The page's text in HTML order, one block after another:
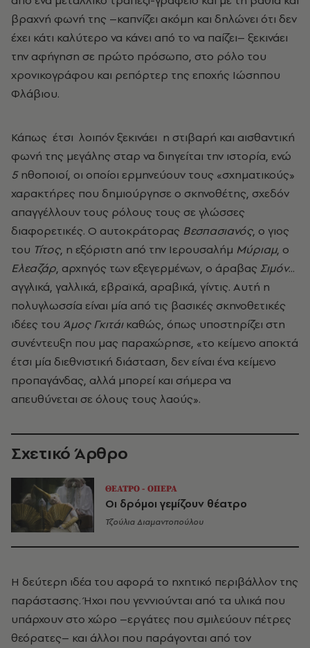
βραχνή φωνή της –καπνίζει ακόμη και δηλώνει ότι δεν
έχει κάτι καλύτερο να κάνει από το να παίζει– ξεκινάει
την αφήγηση σε πρώτο πρόσωπο, στο ρόλο του
χρονικογράφου και ρεπόρτερ της εποχής Ιώσηπου
Φλάβιου.
Κάπως έτσι λοιπόν ξεκινάει η στιβαρή και αισθαντική
φωνή της μεγάλης σταρ να διηγείται την ιστορία, ενώ
5ηθοποιοί, οι οποίοι ερμηνεύουν τους «σχηματικούς»
χαρακτήρες που δημιούργησε ο σκηνοθέτης, σχεδόν
απαγγέλλουν τους ρόλους τους σε γλώσσες
διαφορετικές. O αυτοκράτορας Βεσπασιανός, ο γιος
του Τίτος, η εξόριστη από την Ιερουσαλήμ Μύριαμ, ο
Ελεαζάρ, αρχηγός των εξεγερμένων, ο άραβας Σιμόν...
αγγλικά, γαλλικά, εβραϊκά, αραβικά, γίντις. Αυτή η
πολυγλωσσία είναι μία από τις βασικές σκηνοθετικές
ιδέες του Άμος Γκιτάικαθώς, όπως υποστηρίζει στη
συνέντευξη που μας παραχώρησε, «το κείμενο αποκτά
έτσι μία διεθνιστική διάσταση, δεν είναι ένα κείμενο
προπαγάνδας, αλλά μπορεί και σήμερα να
απευθύνεται σε όλους τους λαούς».
Σχετικό Άρθρο
ΘΕΑΤΡΟ - ΟΠΕΡΑ
Οι δρόμοι γεμίζουν θέατρο
Τζούλια Διαμαντοπούλου
Η δεύτερη ιδέα του αφορά το ηχητικό περιβάλλον της
παράστασης. Ήχοι που γεννιούνται από τα υλικά που
υπάρχουν στο χώρο –εργάτες που σμιλεύουν πέτρες
θεόρατες– και άλλοι που παράγονται από τον